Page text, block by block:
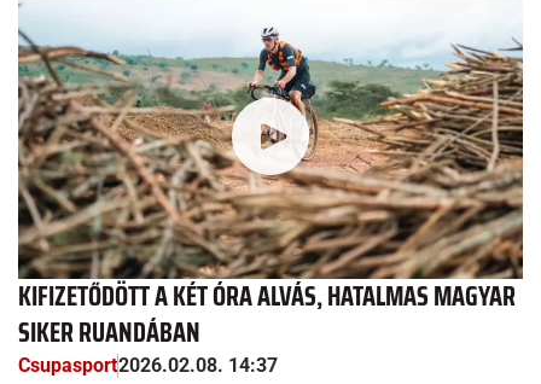
KIFIZETŐDÖTT A KÉT ÓRA ALVÁS, HATALMAS MAGYAR
SIKER RUANDÁBAN
Csupasport2026.02.08. 14:37